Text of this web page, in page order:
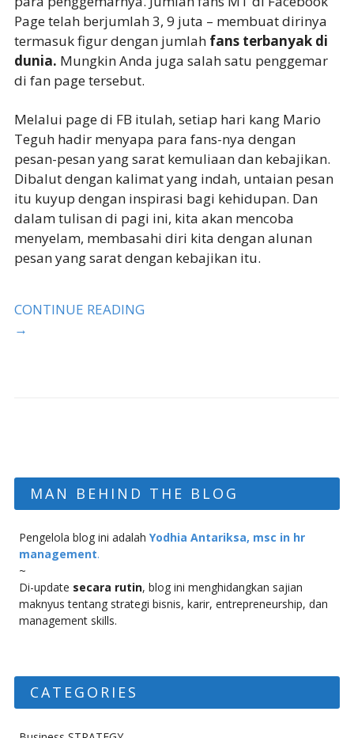
Page telah berjumlah 3, 9 juta – membuat dirinya
termasuk figur dengan jumlahfans terbanyak di
dunia. Mungkin Anda juga salah satu penggemar
di fan page tersebut.
Melalui page di FB itulah, setiap hari kang Mario
Teguh hadir menyapa para fans-nya dengan
pesan-pesan yang sarat kemuliaan dan kebajikan.
Dibalut dengan kalimat yang indah, untaian pesan
itu kuyup dengan inspirasi bagi kehidupan. Dan
dalam tulisan di pagi ini, kita akan mencoba
menyelam, membasahi diri kita dengan alunan
pesan yang sarat dengan kebajikan itu.
CONTINUE READING
→
MAN BEHIND THE BLOG
Pengelola blog ini adalah Yodhia Antariksa, msc in hr
management.
~
Di-update secara rutin, blog ini menghidangkan sajian
maknyus tentang strategi bisnis, karir, entrepreneurship, dan
management skills.
CATEGORIES